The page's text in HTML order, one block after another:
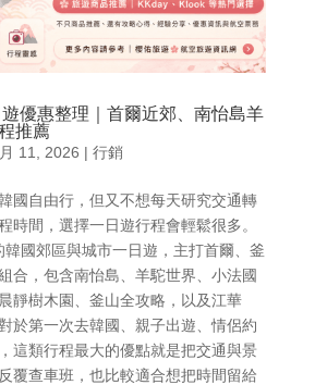
優惠整理｜首爾近郊、南怡島羊
推薦
11, 2026 | 行銷
國自由行，但又不想每天研究交通轉
時間，選擇一日遊行程會輕鬆很多。
國郊區與城市一日遊，主打首爾、釜
合，包含南怡島、羊駝世界、小法國
靜樹木園、釜山全攻略，以及江華
於第一次去韓國、親子出遊、情侶約
這類行程最大的優點就是把交通與景
覆查車班，也比較適合想把時間留給